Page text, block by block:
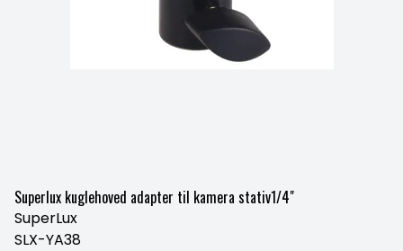
Superlux kuglehoved adapter til kamera stativ1/4"
SuperLux
SLX-YA38